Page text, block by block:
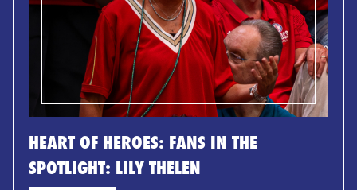
HEART OF HEROES: FANS IN THE
SPOTLIGHT: LILY THELEN